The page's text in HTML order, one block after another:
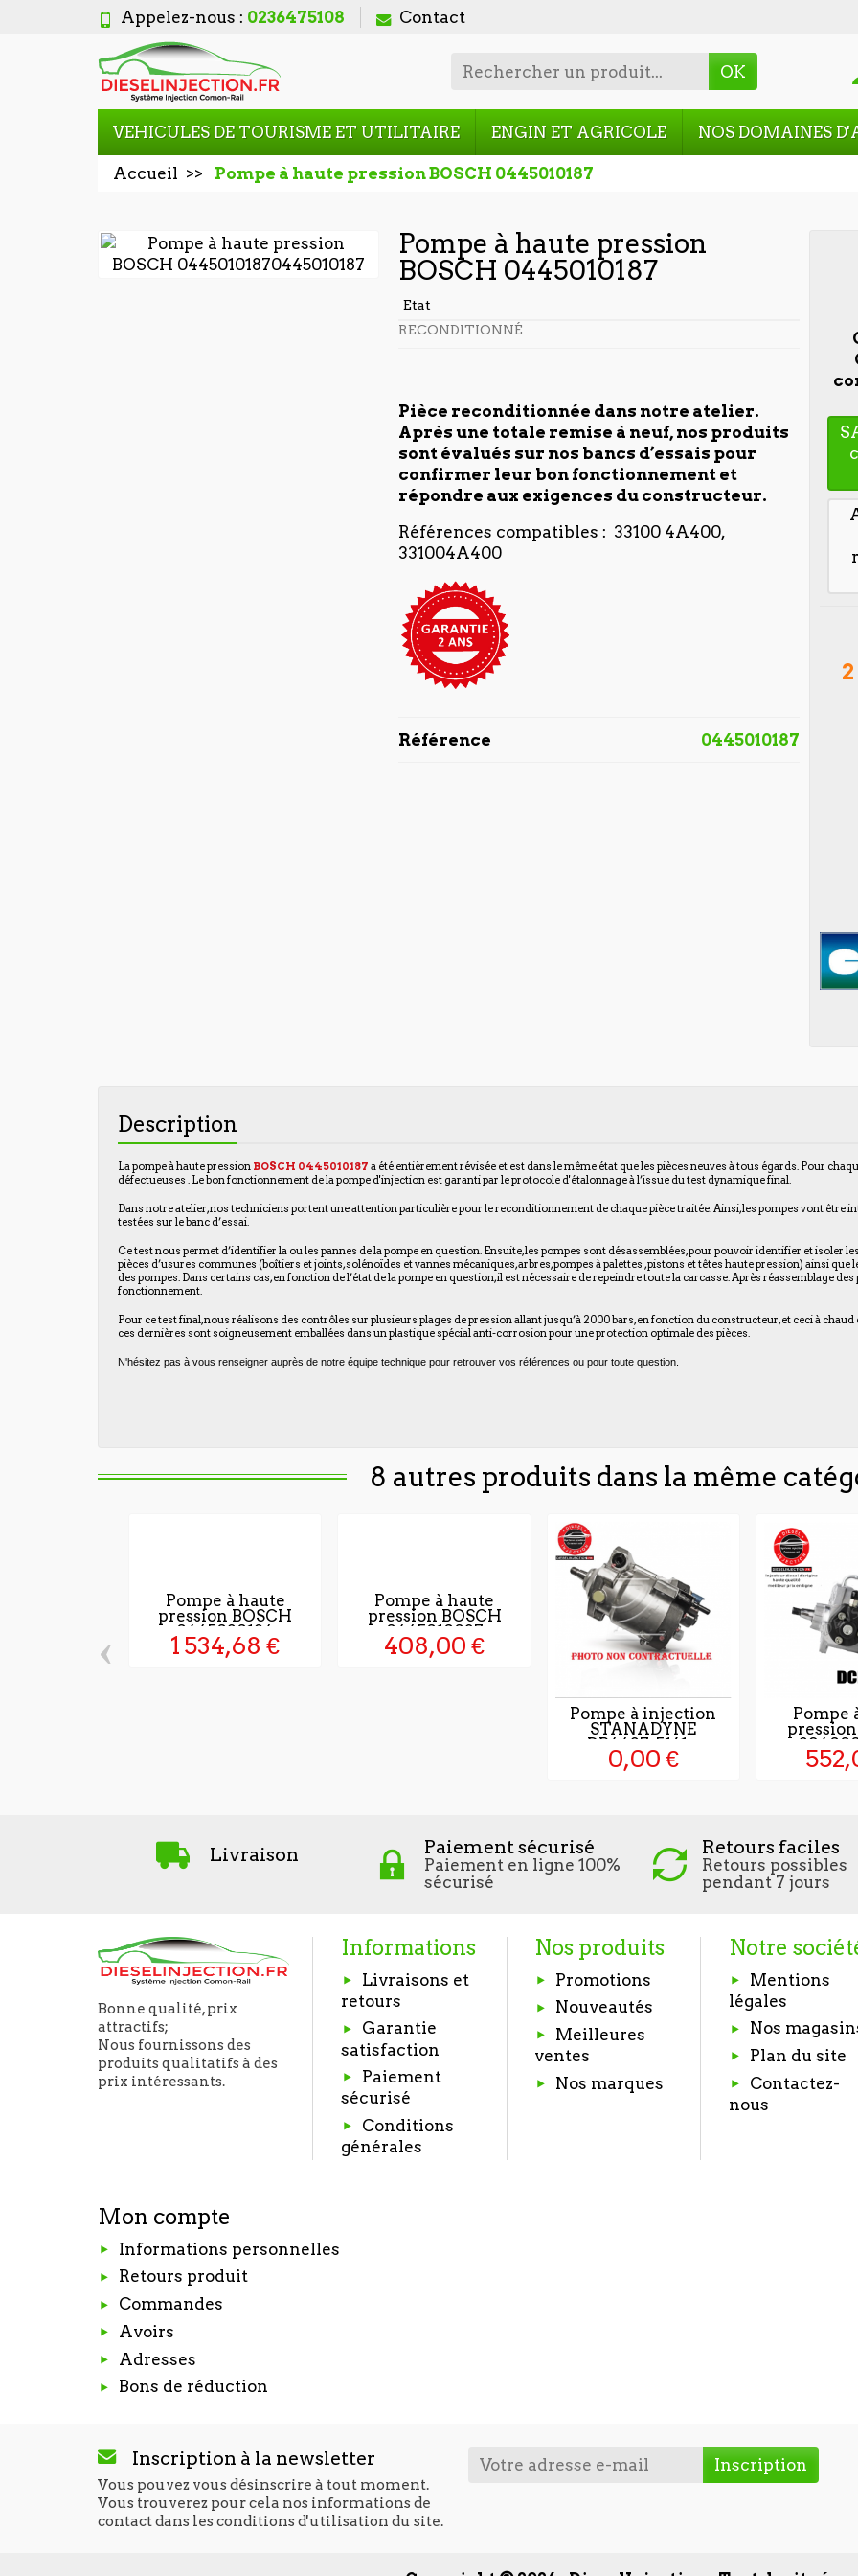
Appelez-nous : 0236475108 Contact
OK
VEHICULES DE TOURISME ET UTILITAIRE ENGIN ET AGRICOLE NOS DOMAINES
Accueil Pompe à haute pression BOSCH 0445010187
Pompe à haute pression
BOSCH 0445010187
Etat
RECONDITIONNÉ
Pièce reconditionnée dans notre atelier.
Après une totale remise à neuf, nos produits
sont évalués sur nos bancs d’essais pour
confirmer leur bon fonctionnement et
répondre aux exigences du constructeur.
Références compatibles : 33100 4A400,
331004A400
Référence 0445010187
Description
La pompe à haute pression BOSCH 0445010187 a été entièrement révisée et est dans le même état que les pièces neuves à tous égards. Pour
défectueuses . Le bon fonctionnement de la pompe d'injection est garanti par le protocole d'étalonnage à l’issue du test dynamique final.
Dans notre atelier, nos techniciens portent une attention particulière pour le reconditionnement de chaque pièce traitée. Ainsi, les pompes vont être
testées sur le banc d’essai.
Ce test nous permet d’identifier la ou les pannes de la pompe en question. Ensuite, les pompes sont désassemblées, pour pouvoir identifier et isoler
pièces d’usures communes (boîtiers et joints, solénoïdes et vannes mécaniques, arbres, pompes à palettes , pistons et têtes haute pression) ainsi que
des pompes. Dans certains cas, en fonction de l’état de la pompe en question, il est nécessaire de repeindre toute la carcasse. Après réassemblage
fonctionnement.
Pour ce test final, nous réalisons des contrôles sur plusieurs plages de pression allant jusqu’à 2000 bars, en fonction du constructeur, et ceci à
ces dernières sont soigneusement emballées dans un plastique spécial anti-corrosion pour une protection optimale des pièces.
N'hésitez pas à vous renseigner auprès de notre équipe technique pour retrouver vos références ou pour toute question.
8 autres produits dans la même
Pompe à haute
pression BOSCH
0445020184
1 534,68 €
Pompe à haute
pression BOSCH
0445010037
408,00 €
Pompe à injection
STANADYNE
DB4427-5161...
0,00 €
Pompe
pression
‹
Livraison Paiement sécurisé
Paiement en ligne 100%
sécurisé
Retours faciles
Retours possibles
pendant 7 jours
Bonne qualité, prix
attractifs;
Nous fournissons des
produits qualitatifs à des
prix intéressants.
Informations
Livraisons et
retours
Garantie
satisfaction
Paiement
sécurisé
Conditions
générales
Nos produits
Promotions
Nouveautés
Meilleures
ventes
Nos marques
Notre
Mentions
légales
Nos
Plan du site
Contactez-
nous
Mon compte
Informations personnelles
Retours produit
Commandes
Avoirs
Adresses
Bons de réduction
Inscription à la newsletter
Vous pouvez vous désinscrire à tout moment.
Vous trouverez pour cela nos informations de
contact dans les conditions d'utilisation du site.